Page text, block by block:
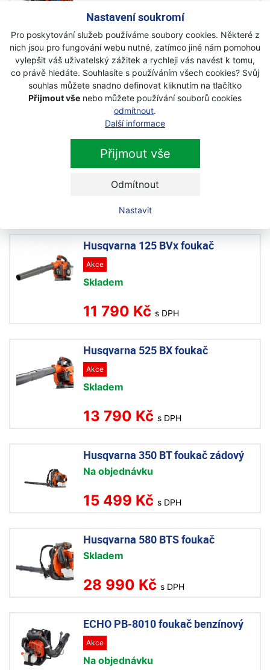
Nastavení soukromí
Pro poskytování služeb používáme soubory cookies. Některé z
nich jsou pro fungování webu nutné, zatímco jiné nám pomohou
vylepšit váš uživatelský zážitek a rychleji vás navést k tomu,
co právě hledáte. Souhlasíte s používáním všech cookies? Svůj
souhlas můžete snadno definovat kliknutím na tlačítko
Přijmout vše nebo můžete používání souborů cookies
odmítnout.
Další informace
Přijmout vše
Odmítnout
Nastavit
11 290 Kč s DPH
Husqvarna 360Bt foukač zádový
Na objednávku
15 999 Kč s DPH
Husqvarna 125B foukač
7 999 Kč s DPH
Husqvarna 125 BVx foukač
Akce
Skladem
11 790 Kč s DPH
Husqvarna 525 BX foukač
Akce
Skladem
13 790 Kč s DPH
Husqvarna 350 BT foukač zádový
Na objednávku
15 499 Kč s DPH
Husqvarna 580 BTS foukač
Skladem
28 990 Kč s DPH
ECHO PB-8010 foukač benzínový
Akce
Na objednávku